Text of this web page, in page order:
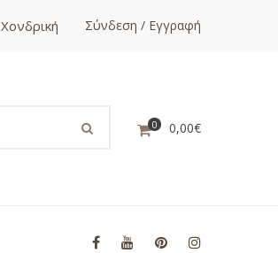
Χονδρική Σύνδεση / Εγγραφή
0 0,00€